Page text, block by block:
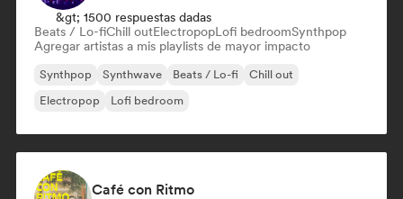
&gt; 1500 respuestas dadas
Beats / Lo-fiChill outElectropopLofi bedroomSynthpop
Agregar artistas a mis playlists de mayor impacto
Synthpop Synthwave Beats / Lo-fi
Chill out
Electropop
Lofi bedroom
Café con Ritmo